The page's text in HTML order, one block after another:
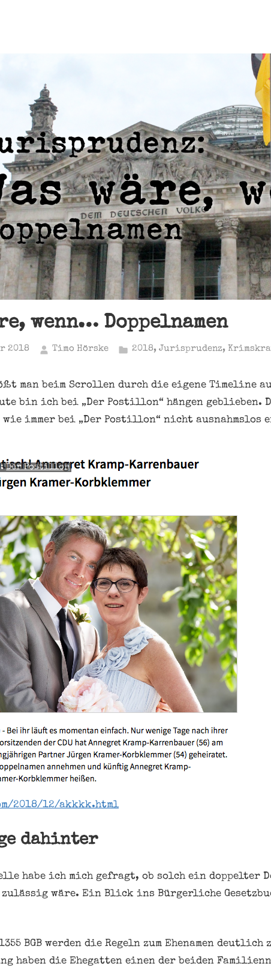
wenn… Doppelnamen
2018 Timo Hörske 2018, Jurisprudenz,
man beim Scrollen durch die eigene Timeline
bin ich bei „Der Postillon“ hängen geblieben.
immer bei „Der Postillon“ nicht ausnahmslos
Der Postillon
2018/12/akkkk.html
dahinter
habe ich mich gefragt, ob solch ein doppelter
zulässig wäre. Ein Blick ins Bürgerliche
BGB werden die Regeln zum Ehenamen deutlich
haben die Ehegatten einen der beiden